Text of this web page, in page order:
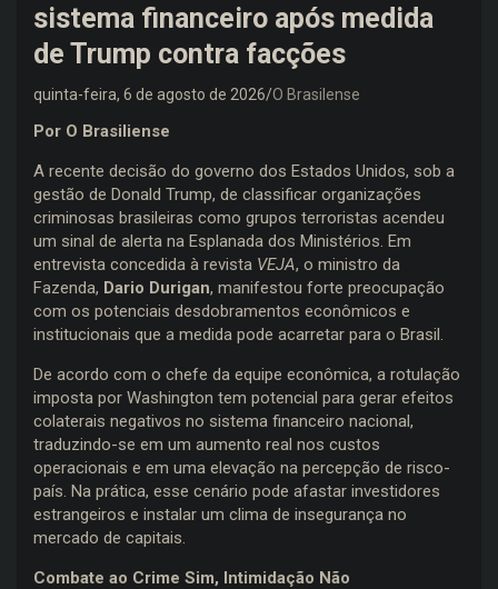
sistema financeiro após medida
de Trump contra facções
quinta-feira, 6 de agosto de 2026 O Brasilense
Por O Brasiliense
A recente decisão do governo dos Estados Unidos, sob a
gestão de Donald Trump, de classificar organizações
criminosas brasileiras como grupos terroristas acendeu
um sinal de alerta na Esplanada dos Ministérios. Em
entrevista concedida à revista VEJA, o ministro da
Fazenda, Dario Durigan, manifestou forte preocupação
com os potenciais desdobramentos econômicos e
institucionais que a medida pode acarretar para o Brasil.
De acordo com o chefe da equipe econômica, a rotulação
imposta por Washington tem potencial para gerar efeitos
colaterais negativos no sistema financeiro nacional,
traduzindo-se em um aumento real nos custos
operacionais e em uma elevação na percepção de risco-
país. Na prática, esse cenário pode afastar investidores
estrangeiros e instalar um clima de insegurança no
mercado de capitais.
Combate ao Crime Sim, Intimidação Não